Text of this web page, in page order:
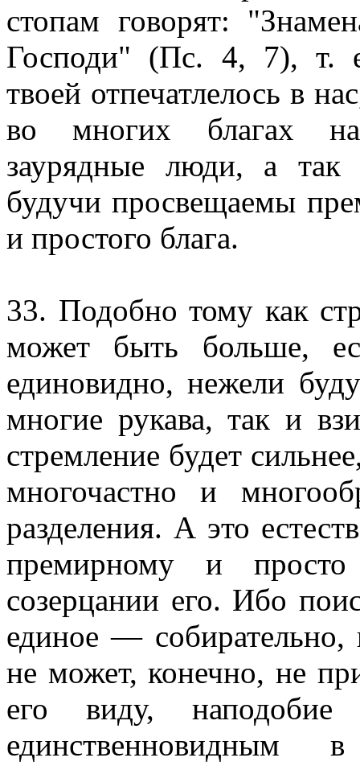
стопам говорят:
Господи" (Пс. 4, 7), т.
твоей отпечатлелось в
во многих благах
заурядные люди, а так
будучи просвещаемы
и простого блага.
33. Подобно тому как
может быть больше,
единовидно, нежели
многие рукава, так и
стремление будет
многочастно и
разделения. А это
премирному и
созерцании его. Ибо
единое — собирательно,
не может, конечно, не
его виду,
единственновидным